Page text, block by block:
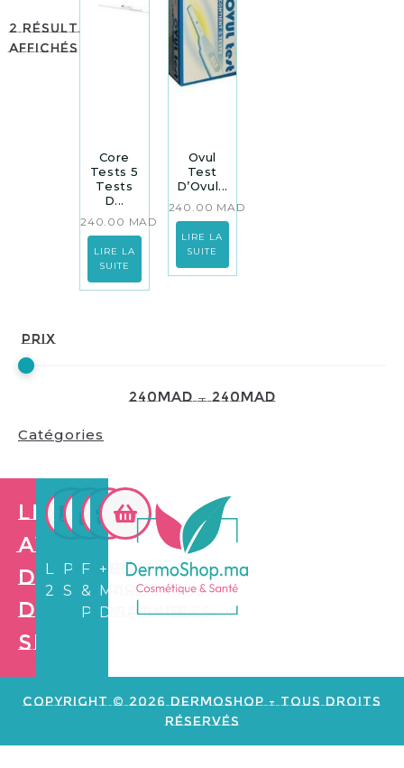
Prix
240MAD—240MAD
Catégories
2 résultats
affichés
Core
Tests 5
Tests
D...
240.00 MAD
LIRE LA
SUITE
Ovul
Test
D’Ovul...
240.00 MAD
LIRE LA
SUITE
Les
avantages
de
Dermo
Shop
LIVRAISON
24/72H
PAIEMENT
SÉCURISÉ
FIDÉLITÉ
&
PARRAINAGE
+3.500
MARCHANDS
DISPONIBLES
Copyright © 2026 Dermoshop - Tous Droits
Réservés